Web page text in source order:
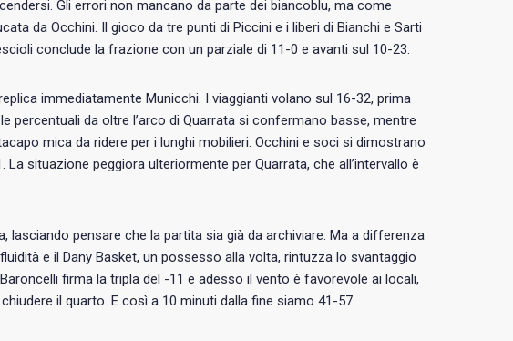
Gli errori non mancano da parte dei biancoblu, ma come
da Occhini. Il gioco da tre punti di Piccini e i liberi di Bianchi e Sarti
conclude la frazione con un parziale di 11-0 e avanti sul 10-23.
immediatamente Municchi. I viaggianti volano sul 16-32, prima
percentuali da oltre l’arco di Quarrata si confermano basse, mentre
mica da ridere per i lunghi mobilieri. Occhini e soci si dimostrano
situazione peggiora ulteriormente per Quarrata, che all’intervallo è
lasciando pensare che la partita sia già da archiviare. Ma a differenza
e il Dany Basket, un possesso alla volta, rintuzza lo svantaggio
firma la tripla del -11 e adesso il vento è favorevole ai locali,
il quarto. E così a 10 minuti dalla fine siamo 41-57.